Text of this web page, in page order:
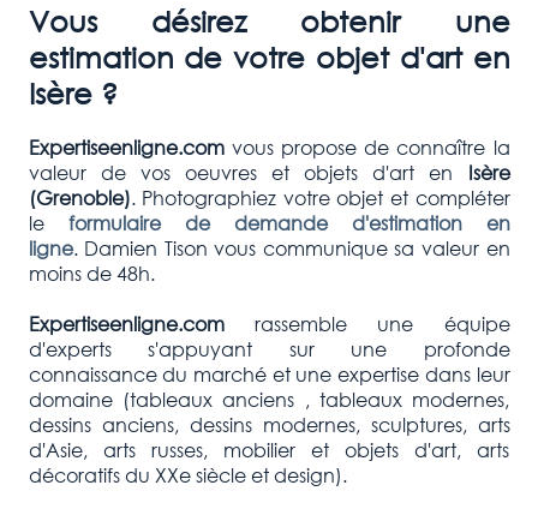
Vous désirez obtenir une
estimation de votre objet d'art en
Isère ?
Expertiseenligne.comvous propose de connaître la
valeur de vos oeuvres et objets d'art en Isère
(Grenoble). Photographiez votre objet et compléter
le formulaire de demande d'estimation en
ligne. Damien Tison vous communique sa valeur en
moins de 48h.
Expertiseenligne.comrassemble une équipe
d'experts s'appuyant sur une profonde
connaissance du marché et une expertise dans leur
domaine (tableaux anciens , tableaux modernes,
dessins anciens, dessins modernes, sculptures, arts
d'Asie, arts russes, mobilier et objets d'art, arts
décoratifs du XXe siècle et design).